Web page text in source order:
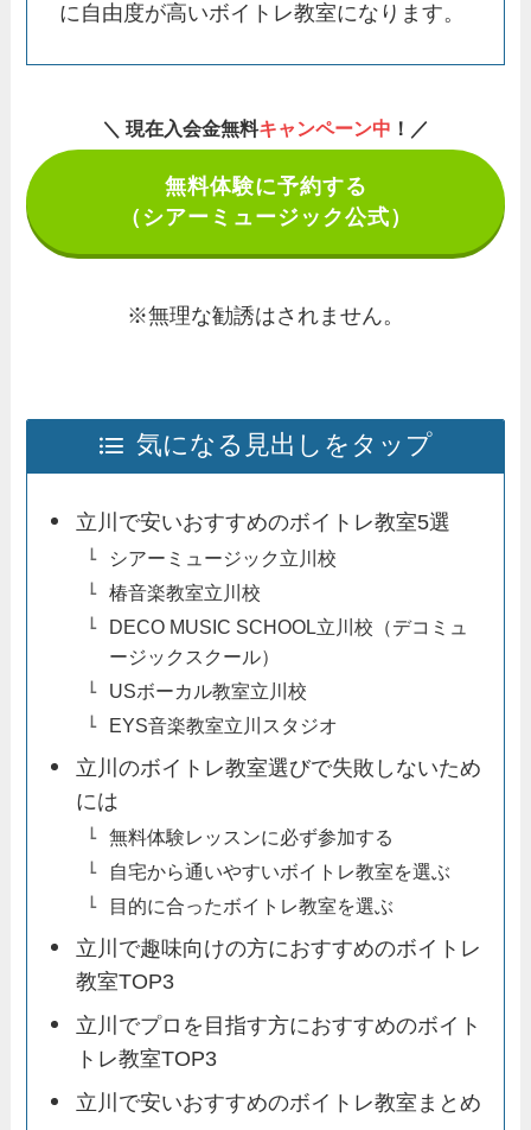
に自由度が高いボイトレ教室になります。
＼ 現在入会金無料キャンペーン中 ！／
無料体験に予約する
（シアーミュージック公式）
※無理な勧誘はされません。
気になる見出しをタップ
立川で安いおすすめのボイトレ教室5選
シアーミュージック立川校
椿音楽教室立川校
DECO MUSIC SCHOOL立川校（デコミュ
ージックスクール）
USボーカル教室立川校
EYS音楽教室立川スタジオ
立川のボイトレ教室選びで失敗しないため
には
無料体験レッスンに必ず参加する
自宅から通いやすいボイトレ教室を選ぶ
目的に合ったボイトレ教室を選ぶ
立川で趣味向けの方におすすめのボイトレ
教室TOP3
立川でプロを目指す方におすすめのボイト
トレ教室TOP3
立川で安いおすすめのボイトレ教室まとめ